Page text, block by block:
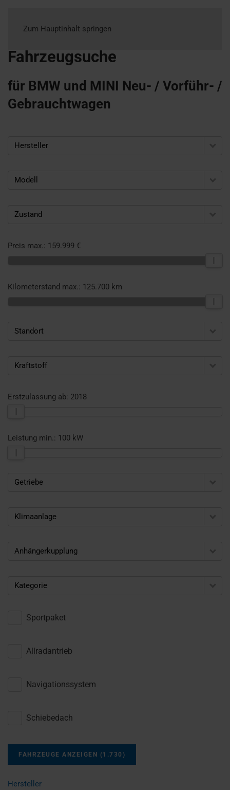
Zum Hauptinhalt springen
Fahrzeugsuche
für BMW und MINI Neu- / Vorführ- /
Gebrauchtwagen
Hersteller
Modell
Zustand
Preis max.: 159.999 €
Kilometerstand max.: 125.700 km
Standort
Kraftstoff
Erstzulassung ab: 2018
Leistung min.: 100 kW
Getriebe
Klimaanlage
Anhängerkupplung
Kategorie
Sportpaket
Allradantrieb
Navigationssystem
Schiebedach
FAHRZEUGE ANZEIGEN (1.730 )
Hersteller